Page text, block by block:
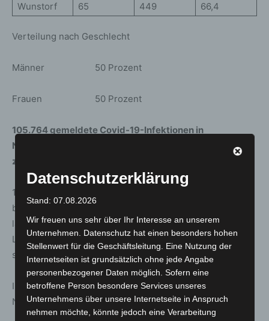
Wunstorf
65 449 66,4
Verteilung nach Geschlecht
Männer 50 Prozent
Frauen 50 Prozent
105.764 gemeldete Covid-19-Infektionen in
Niedersachsen – Anstieg um 1.502 Fälle im Vergleich
zum Vortag
105.764 Fälle von Infektionen mit dem Corona-Virus sind
bis heute – Mittwoch, 9 Uhr – in Niedersachsen
labordiagnostisch bestätigt und dem
Landesgesundheitsamt (NLGA) übermittelt worden. Das
sind 1.502 Fälle mehr als noch am Vortag.
Insgesamt 1.946 an Covid-19 Erkrankte wurden dem
NLGA als verstorben gemeldet.
Datenschutzerklärung
Stand: 07.08.2026
Wir freuen uns sehr über Ihr Interesse an unserem
Unternehmen. Datenschutz hat einen besonders hohen
Stellenwert für die Geschäftsleitung. Eine Nutzung der
Internetseiten ist grundsätzlich ohne jede Angabe
personenbezogener Daten möglich. Sofern eine
betroffene Person besondere Services unseres
Unternehmens über unsere Internetseite in Anspruch
nehmen möchte, könnte jedoch eine Verarbeitung